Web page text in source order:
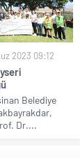
2023 09:12
Belediye
Dr....